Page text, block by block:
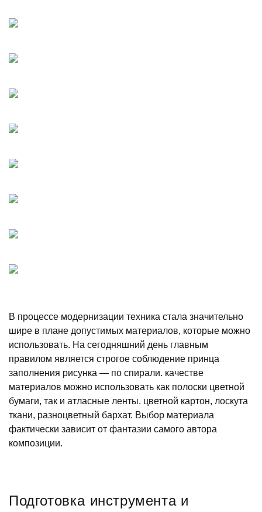
В процессе модернизации техника стала значительно
шире в плане допустимых материалов, которые можно
использовать. На сегодняшний день главным
правилом является строгое соблюдение принца
заполнения рисунка — по спирали. качестве
материалов можно использовать как полоски цветной
бумаги, так и атласные ленты. цветной картон, лоскута
ткани, разноцветный бархат. Выбор материала
фактически зависит от фантазии самого автора
композиции.
Подготовка инструмента и